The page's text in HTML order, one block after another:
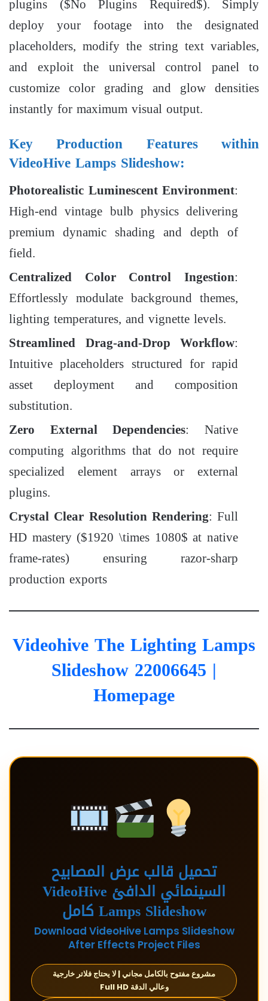
deploy your footage into the designated
placeholders, modify the string text variables,
and exploit the universal control panel to
customize color grading and glow densities
instantly for maximum visual output.
Key Production Features within
VideoHive Lamps Slideshow:
Photorealistic Luminescent Environment:
High-end vintage bulb physics delivering
premium dynamic shading and depth of
field.
Centralized Color Control Ingestion:
Effortlessly modulate background themes,
lighting temperatures, and vignette levels.
Streamlined Drag-and-Drop Workflow:
Intuitive placeholders structured for rapid
asset deployment and composition
substitution.
Zero External Dependencies: Native
computing algorithms that do not require
specialized element arrays or external
plugins.
Crystal Clear Resolution Rendering: Full
HD mastery ($1920 \times 1080$ at native
frame-rates) ensuring razor-sharp
production exports
Videohive The Lighting Lamps
Slideshow 22006645 |
Homepage
تحميل قالب عرض المصابيح
السينمائي الدافئ VideoHive
Lamps Slideshow كامل
Download VideoHive Lamps Slideshow
After Effects Project Files
مشروع مفتوح بالكامل مجاني | لا يحتاج فلاتر خارجية
وعالي الدقة Full HD